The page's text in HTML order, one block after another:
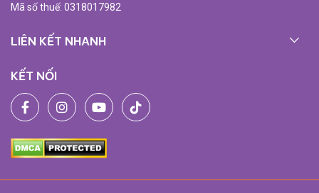
Mã số thuế: 0318017982
LIÊN KẾT NHANH
KẾT NỐI